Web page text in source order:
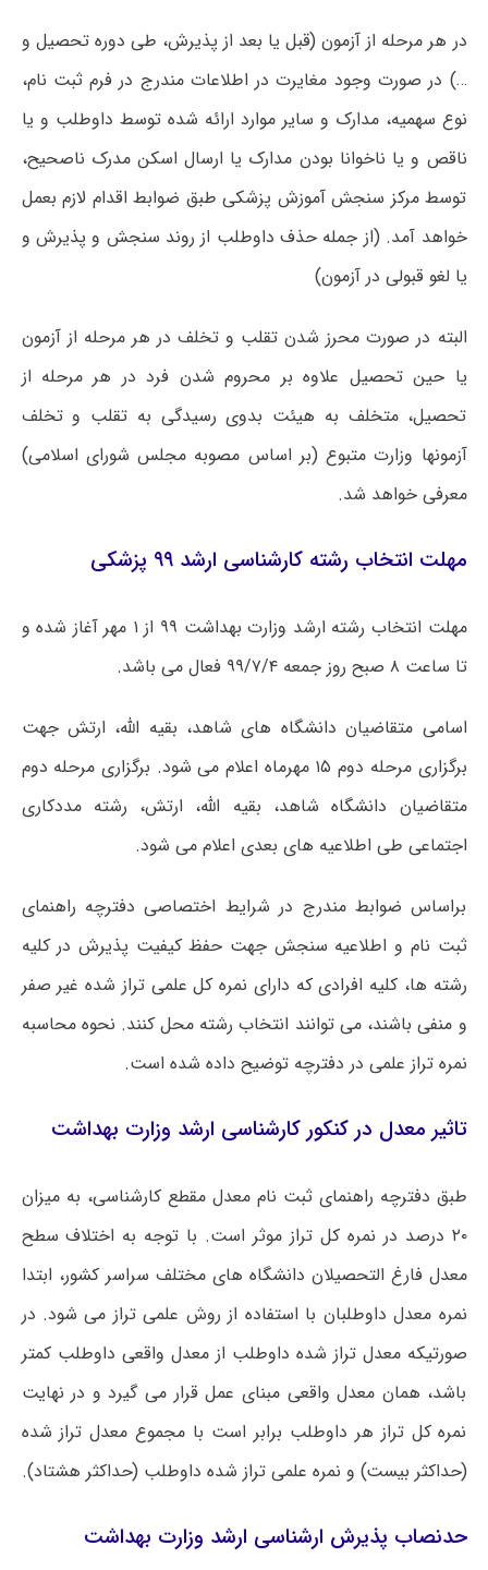
در هر مرحله از آزمون (قبل یا بعد از پذیرش، طی دوره تحصیل و
…) در صورت وجود مغایرت در اطلاعات مندرج در فرم ثبت نام،
نوع سهمیه، مدارک و سایر موارد ارائه شده توسط داوطلب و یا
ناقص و یا ناخوانا بودن مدارک یا ارسال اسکن مدرک ناصحیح،
توسط مرکز سنجش آموزش پزشکی طبق ضوابط اقدام لازم بعمل
خواهد آمد. (از جمله حذف داوطلب از روند سنجش و پذیرش و
یا لغو قبولی در آزمون)
البته در صورت محرز شدن تقلب و تخلف در هر مرحله از آزمون
یا حین تحصیل علاوه بر محروم شدن فرد در هر مرحله از
تحصیل، متخلف به هیئت بدوی رسیدگی به تقلب و تخلف
آزمونها وزارت متبوع (بر اساس مصوبه مجلس شورای اسلامی)
معرفی خواهد شد.
مهلت انتخاب رشته کارشناسی ارشد ۹۹ پزشکی
مهلت انتخاب رشته ارشد وزارت بهداشت ۹۹ از ۱ مهر آغاز شده و
تا ساعت ۸ صبح روز جمعه ۹۹/۷/۴ فعال می باشد.
اسامی متقاضیان دانشگاه های شاهد، بقیه الله، ارتش جهت
برگزاری مرحله دوم ۱۵ مهرماه اعلام می شود. برگزاری مرحله دوم
متقاضیان دانشگاه شاهد، بقیه الله، ارتش، رشته مددکاری
اجتماعی طی اطلاعیه های بعدی اعلام می شود.
براساس ضوابط مندرج در شرایط اختصاصی دفترچه راهنمای
ثبت نام و اطلاعیه سنجش جهت حفظ کیفیت پذیرش در کلیه
رشته ها، کلیه افرادی که دارای نمره کل علمی تراز شده غیر صفر
و منفی باشند، می توانند انتخاب رشته محل کنند. نحوه محاسبه
نمره تراز علمی در دفترچه توضیح داده شده است.
تاثیر معدل در کنکور کارشناسی ارشد وزارت بهداشت
طبق دفترچه راهنمای ثبت نام معدل مقطع کارشناسی، به میزان
۲۰ درصد در نمره کل تراز موثر است. با توجه به اختلاف سطح
معدل فارغ التحصیلان دانشگاه های مختلف سراسر کشور، ابتدا
نمره معدل داوطلبان با استفاده از روش علمی تراز می شود. در
صورتیکه معدل تراز شده داوطلب از معدل واقعی داوطلب کمتر
باشد، همان معدل واقعی مبنای عمل قرار می گیرد و در نهایت
نمره کل تراز هر داوطلب برابر است با مجموع معدل تراز شده
(حداکثر بیست) و نمره علمی تراز شده داوطلب (حداکثر هشتاد).
حدنصاب پذیرش ارشناسی ارشد وزارت بهداشت